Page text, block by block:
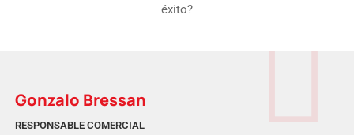
éxito?
Gonzalo Bressan
RESPONSABLE COMERCIAL